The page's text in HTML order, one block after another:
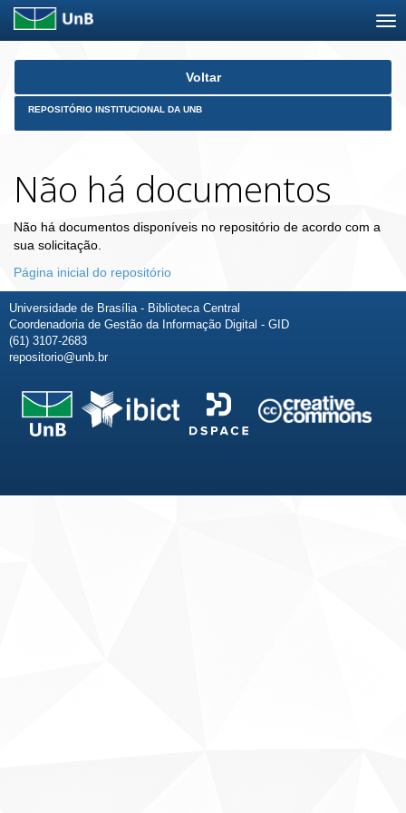
Skip
Voltar
REPOSITÓRIO INSTITUCIONAL DA UNB
Não há documentos
Não há documentos disponíveis no repositório de acordo com a
sua solicitação.
Página inicial do repositório
Universidade de Brasília - Biblioteca Central
Coordenadoria de Gestão da Informação Digital - GID
(61) 3107-2683
repositorio@unb.br